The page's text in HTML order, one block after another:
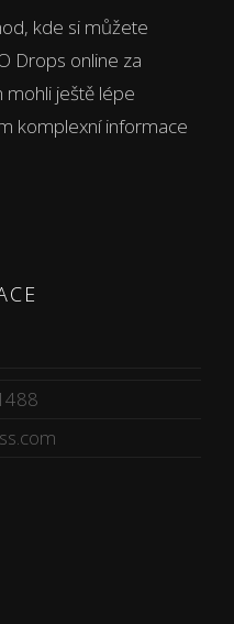
kde si můžete
Drops online za
mohli ještě lépe
komplexní informace